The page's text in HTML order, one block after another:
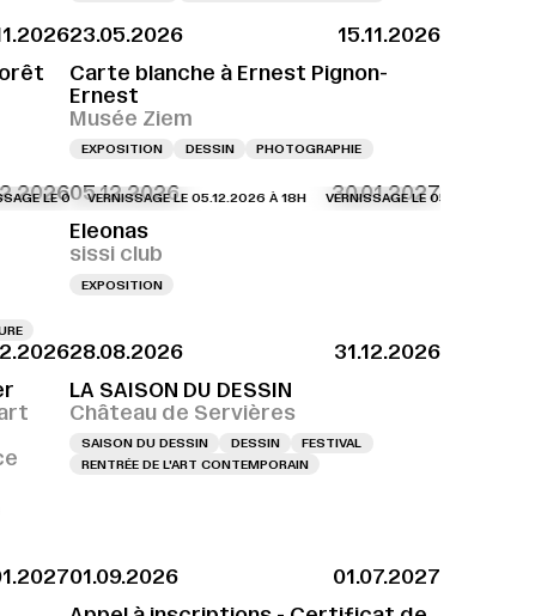
23.05.2026
15.11.2026
Carte blanche à Ernest Pignon-
Ernest
Musée Ziem
EXPOSITION DESSIN PHOTOGRAPHIE
LE 04.12.2026 À 18H VERNISSAGE LE 04.12.2026 À 18H VERNISSAGE LE
05.12.2026 30.01.2027
VERNISSAGE LE 05.12.2026 À 18H VERNISSAGE LE 05.12.2026 À 18H
Eleonas
sissi club
EXPOSITION
28.08.2026
31.12.2026
LA SAISON DU DESSIN
Château de Servières
SAISON DU DESSIN DESSIN
FESTIVAL
RENTRÉE DE L'ART CONTEMPORAIN
01.09.2026
01.07.2027